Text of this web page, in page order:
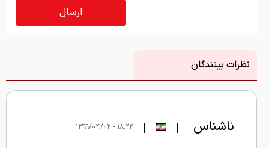
نظرات بینندگان
ناشناس |
| ۱۸:۲۲ - ۱۳۹۹/۰۴/۰۲